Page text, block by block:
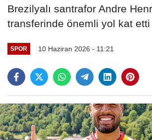
Brezilyalı santrafor Andre
transferinde önemli yol kat etti
SPOR 10 Haziran 2026 - 11:21